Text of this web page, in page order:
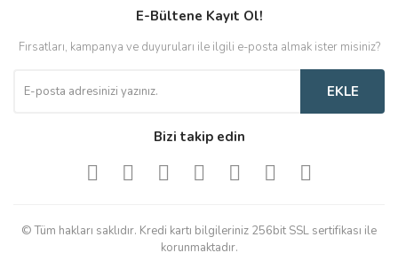
E-Bültene Kayıt Ol!
Fırsatları, kampanya ve duyuruları ile ilgili e-posta almak ister misiniz?
EKLE
Bizi takip edin
© Tüm hakları saklıdır. Kredi kartı bilgileriniz 256bit SSL sertifikası ile
korunmaktadır.